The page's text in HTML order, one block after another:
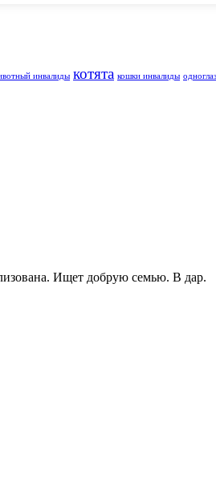
инвалиды котята кошки инвалиды
Ищет добрую семью. В дар.